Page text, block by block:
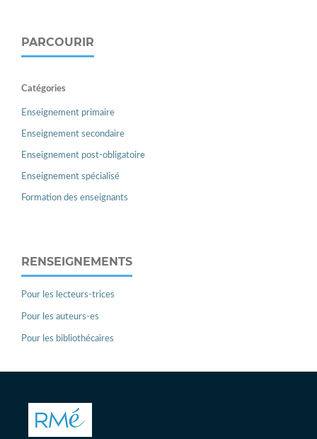
PARCOURIR
Catégories
Enseignement primaire
Enseignement secondaire
Enseignement post-obligatoire
Enseignement spécialisé
Formation des enseignants
RENSEIGNEMENTS
Pour les lecteurs-trices
Pour les auteurs-es
Pour les bibliothécaires